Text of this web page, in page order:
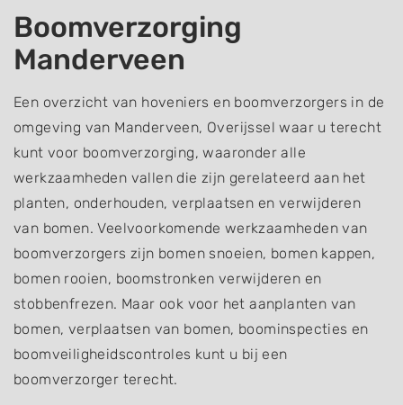
Boomverzorging
Manderveen
Een overzicht van hoveniers en boomverzorgers in de
omgeving van Manderveen, Overijssel waar u terecht
kunt voor boomverzorging, waaronder alle
werkzaamheden vallen die zijn gerelateerd aan het
planten, onderhouden, verplaatsen en verwijderen
van bomen. Veelvoorkomende werkzaamheden van
boomverzorgers zijn bomen snoeien, bomen kappen,
bomen rooien, boomstronken verwijderen en
stobbenfrezen. Maar ook voor het aanplanten van
bomen, verplaatsen van bomen, boominspecties en
boomveiligheidscontroles kunt u bij een
boomverzorger terecht.